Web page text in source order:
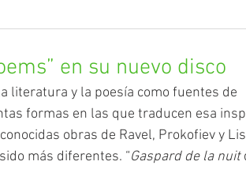
en su nuevo disco
literatura y la poesía como fuentes de
formas en las que traducen esa
obras de Ravel, Prokofiev y
más diferentes. “Gaspard de la nuit